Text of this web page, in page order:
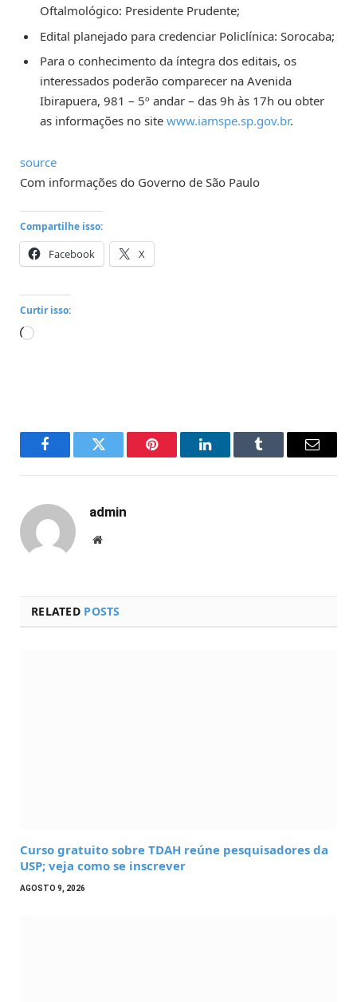
Oftalmológico: Presidente Prudente;
Edital planejado para credenciar Policlínica: Sorocaba;
Para o conhecimento da íntegra dos editais, os
interessados poderão comparecer na Avenida
Ibirapuera, 981 – 5º andar – das 9h às 17h ou obter
as informações no site www.iamspe.sp.gov.br.
source
Com informações do Governo de São Paulo
Compartilhe isso:
Facebook X
Curtir isso:
Carregando...
FacebookTwitter Pinterest LinkedInTumblr Email
admin
Website
RELATED POSTS
Curso gratuito sobre TDAH reúne pesquisadores da
USP; veja como se inscrever
AGOSTO 9, 2026